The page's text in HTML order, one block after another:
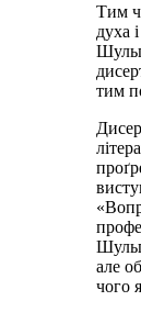
Тим
духа
тим
але
чого